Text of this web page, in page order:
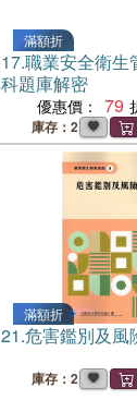
滿額折
17.職業安全衛生
科題庫解密
優惠價： 79
庫存：2
滿額折
21.危害鑑別及風
庫存：2